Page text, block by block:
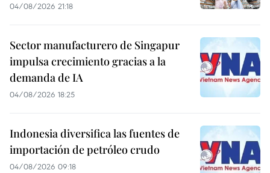
04/08/2026 21:18
Sector manufacturero de Singapur
impulsa crecimiento gracias a la
demanda de IA
04/08/2026 18:25
Indonesia diversifica las fuentes de
importación de petróleo crudo
04/08/2026 09:18